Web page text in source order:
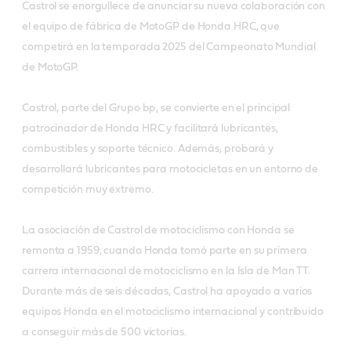
Castrol se enorgullece de anunciar su nueva colaboración con
el equipo de fábrica de MotoGP de Honda HRC, que
competirá en la temporada 2025 del Campeonato Mundial
de MotoGP.
Castrol, parte del Grupo bp, se convierte en el principal
patrocinador de Honda HRC y facilitará lubricantes,
combustibles y soporte técnico. Además, probará y
desarrollará lubricantes para motocicletas en un entorno de
competición muy extremo.
La asociación de Castrol de motociclismo con Honda se
remonta a 1959, cuando Honda tomó parte en su primera
carrera internacional de motociclismo en la Isla de Man TT.
Durante más de seis décadas, Castrol ha apoyado a varios
equipos Honda en el motociclismo internacional y contribuido
a conseguir más de 500 victorias.